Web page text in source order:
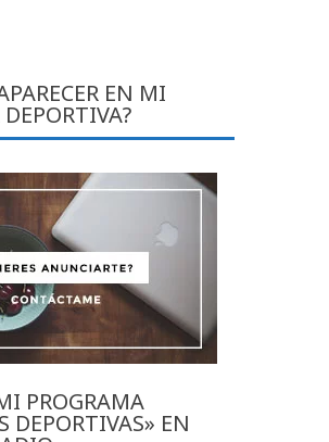
EN MI
PROGRAMA
DEPORTIVAS» EN